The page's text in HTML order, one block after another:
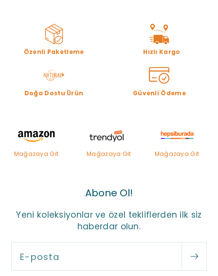
Özenli Paketleme Hızlı Kargo
Doğa Dostu Ürün Güvenli Ödeme
Mağazaya Git Mağazaya Git Mağazaya Git
Abone Ol!
Yeni koleksiyonlar ve özel tekliflerden ilk siz
haberdar olun.
E-posta